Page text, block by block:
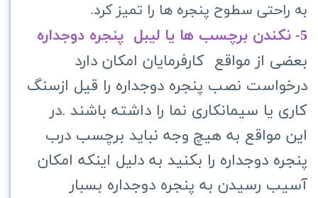
به راحتی سطوح پنجره ها را تمیز کرد.
5- نکندن برچسب ها یا لیبل پنجره دوجداره
بعضی از مواقع کارفرمایان امکان دارد
درخواست نصب پنجره دوجداره را قیل ازسنگ
کاری یا سیمانکاری نما را داشته باشند .در
این مواقع به هیچ وجه نباید برچسب درب
پنجره دوجداره را بکنید به دلیل اینکه امکان
آسیب رسیدن به پنجره دوجداره بسبار